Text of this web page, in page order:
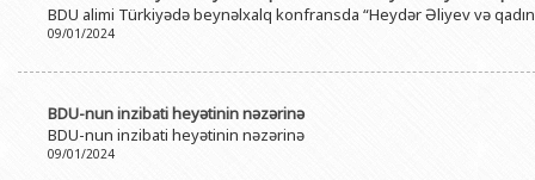
BDU-nun məzunları
BDU-da tədris olunan ixtisaslar
İnsan resursları və hüquq şöbəsi
Keyfiyyətin təminatı, monitorinq
Geologiya fakültəsi
BDU alimi Türkiyədə beynəlxalq konfransda “Heydər Əliyev və
09/01/2024
BDU-nun inzibati heyətinin nəzərinə
BDU-nun inzibati heyətinin nəzərinə
09/01/2024